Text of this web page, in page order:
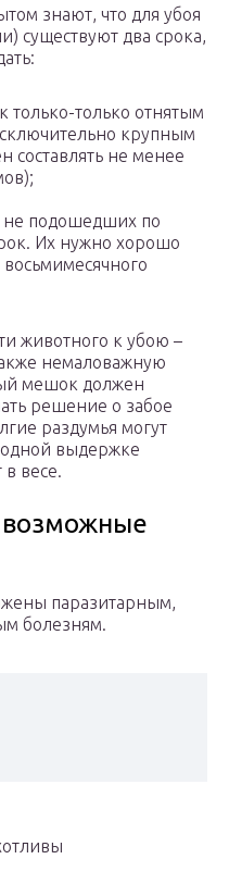
знают, что для убоя
существуют два срока,
только-только отнятым
крупным
составлять не менее
не подошедших по
Их нужно хорошо
животного к убою –
немаловажную
мешок должен
решение о забое
раздумья могут
выдержке
весе.
паразитарным,
болезням.